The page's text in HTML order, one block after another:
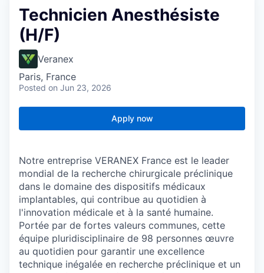
Technicien Anesthésiste
(H/F)
Veranex
Paris, France
Posted on Jun 23, 2026
Apply now
Notre entreprise VERANEX France est le leader
mondial de la recherche chirurgicale préclinique
dans le domaine des dispositifs médicaux
implantables, qui contribue au quotidien à
l'innovation médicale et à la santé humaine.
Portée par de fortes valeurs communes, cette
équipe pluridisciplinaire de 98 personnes œuvre
au quotidien pour garantir une excellence
technique inégalée en recherche préclinique et un